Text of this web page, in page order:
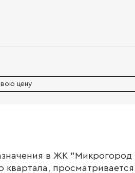
цену
в ЖК "Микрогород
просматривается